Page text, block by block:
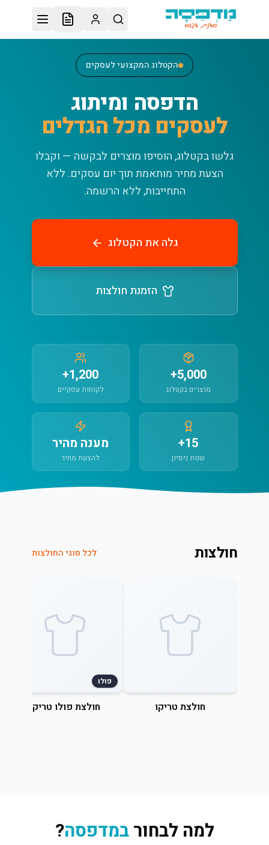
דלג לתוכן הראשי
הקטלוג המקצועי לעסקים
הדפסה ומיתוג
לעסקים מכל הגדלים
גלשו בקטלוג, הוסיפו מוצרים לבקשה — וקבלו
הצעת מחיר מותאמת תוך יום עסקים. ללא
התחייבות, ללא הרשמה.
גלה את הקטלוג
הזמנת חולצות
5,000+
מוצרים בקטלוג
1,200+
לקוחות עסקיים
15+
שנות ניסיון
מענה מהיר
להצעת מחיר
חולצות לכל סוגי החולצות
חולצת טריקו
פולו
חולצת פולו טריקו
למה לבחורבמדפסה?